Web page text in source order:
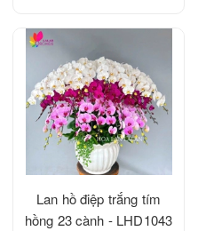
Lan hồ điệp trắng tím
hồng 23 cành - LHD1043